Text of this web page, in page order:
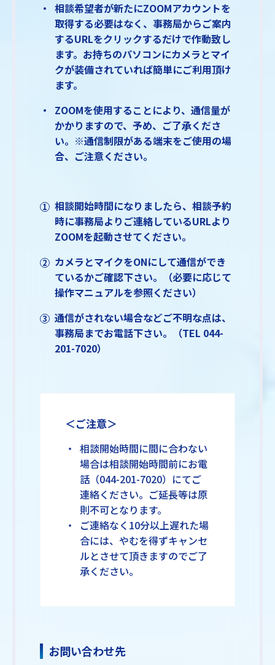
相談希望者が新たにZOOMアカウントを
取得する必要はなく、事務局からご案内
するURLをクリックするだけで作動致し
ます。お持ちのパソコンにカメラとマイ
クが装備されていれば簡単にご利用頂け
ます。
ZOOMを使用することにより、通信量が
かかりますので、予め、ご了承くださ
い。※通信制限がある端末をご使用の場
合、ご注意ください。
相談開始時間になりましたら、相談予約
時に事務局よりご連絡しているURLより
ZOOMを起動させてください。
カメラとマイクをONにして通信ができ
ているかご確認下さい。（必要に応じて
操作マニュアルを参照ください）
通信がされない場合などご不明な点は、
事務局までお電話下さい。（TEL 044-
201-7020）
＜ご注意＞
相談開始時間に間に合わない
場合は相談開始時間前にお電
話（044-201-7020）にてご
連絡ください。ご延長等は原
則不可となります。
ご連絡なく10分以上遅れた場
合には、やむを得ずキャンセ
ルとさせて頂きますのでご了
承ください。
お問い合わせ先